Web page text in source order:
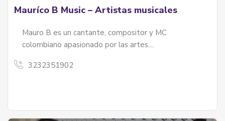
Mauríco B Music – Artistas musicales
Mauro B es un cantante, compositor y MC
colombiano apasionado por las artes....
3232351902